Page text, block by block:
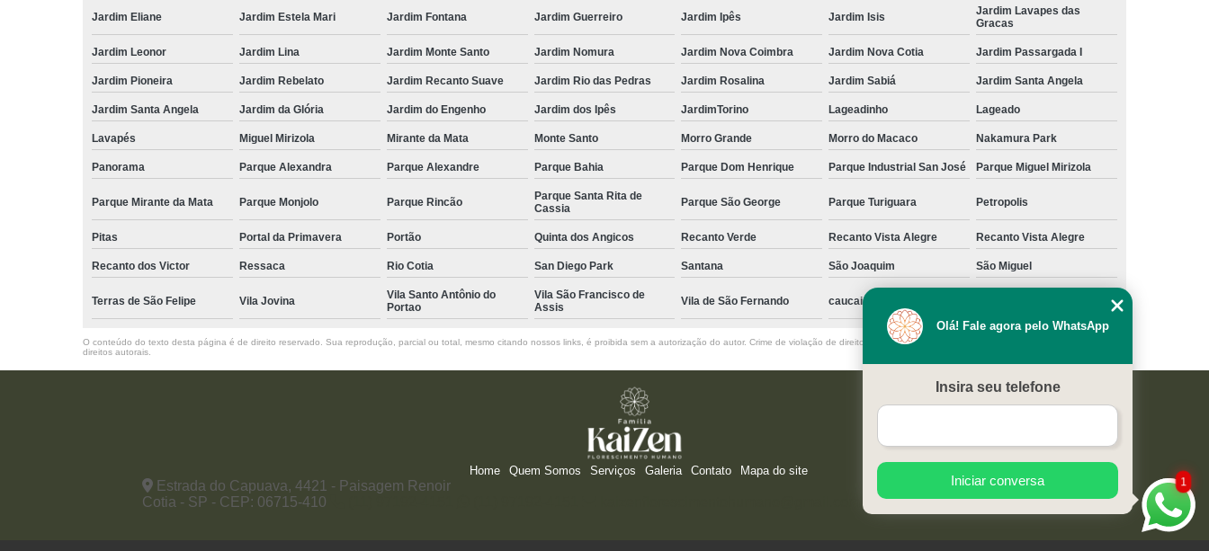
Jardim Eliane Jardim Estela Mari Jardim Fontana Jardim Guerreiro Jardim Ipês Jardim Isis
Jardim Lavapes das
Gracas
Jardim Leonor Jardim Lina Jardim Monte Santo Jardim Nomura Jardim Nova Coimbra Jardim Nova Cotia Jardim Passargada I
Jardim Pioneira Jardim Rebelato Jardim Recanto Suave Jardim Rio das Pedras Jardim Rosalina Jardim Sabiá Jardim Santa Angela
Jardim Santa Angela Jardim da Glória Jardim do Engenho Jardim dos Ipês JardimTorino Lageadinho Lageado
Lavapés Miguel Mirizola Mirante da Mata Monte Santo Morro Grande Morro do Macaco Nakamura Park
Panorama Parque Alexandra Parque Alexandre Parque Bahia Parque Dom Henrique Parque Industrial San José Parque Miguel Mirizola
Parque Mirante da Mata Parque Monjolo Parque Rincão
Parque Santa Rita de
Cassia
Parque São George Parque Turiguara Petropolis
Pitas Portal da Primavera Portão Quinta dos Angicos Recanto Verde Recanto Vista Alegre Recanto Vista Alegre
Recanto dos Victor Ressaca Rio Cotia San Diego Park Santana São Joaquim São Miguel
Terras de São Felipe Vila Jovina
Vila Santo Antônio do
Portao
Vila São Francisco de
Assis
Vila de São Fernando caucaia
O conteúdo do texto desta página é de direito reservado. Sua reprodução, parcial ou total, mesmo citando nossos links, é proibida sem a autorização do autor. Crime de violação de direito autoral – artigo 184 do Código Penal –
direitos autorais
Estrada do Capuava, 4421 - Paisagem Renoir
Cotia - SP - CEP: 06715-410
Home Quem Somos Serviços Galeria Contato Mapa do site
1
Olá! Fale agora pelo WhatsApp
Insira seu telefone
Iniciar conversa